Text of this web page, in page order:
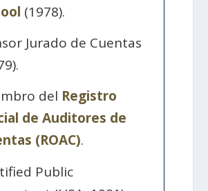
(1978).
Jurado de Cuentas
del Registro
de Auditores de
(ROAC).
Public